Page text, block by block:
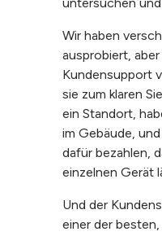
Wir haben
ausprobiert,
Kundensupport
sie zum klaren
ein Standort,
im Gebäude,
dafür bezahlen,
einzelnen Gerät
Und der
einer der